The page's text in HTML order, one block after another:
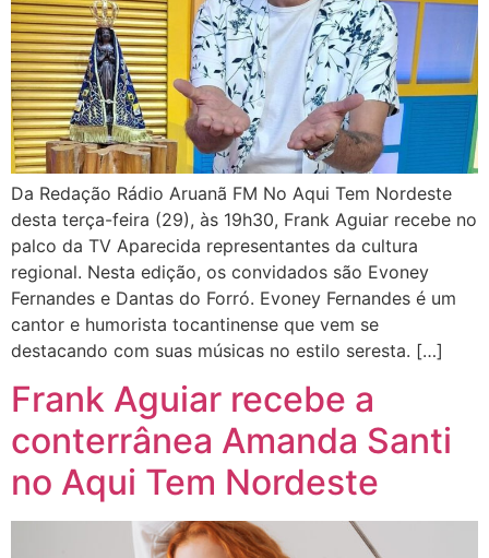
Da Redação Rádio Aruanã FM No Aqui Tem Nordeste
desta terça-feira (29), às 19h30, Frank Aguiar recebe no
palco da TV Aparecida representantes da cultura
regional. Nesta edição, os convidados são Evoney
Fernandes e Dantas do Forró. Evoney Fernandes é um
cantor e humorista tocantinense que vem se
destacando com suas músicas no estilo seresta. […]
Frank Aguiar recebe a
conterrânea Amanda Santi
no Aqui Tem Nordeste